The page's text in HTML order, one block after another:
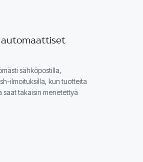
automaattiset
sähköpostilla,
ilmoituksilla, kun tuotteita
saat takaisin menetettyä